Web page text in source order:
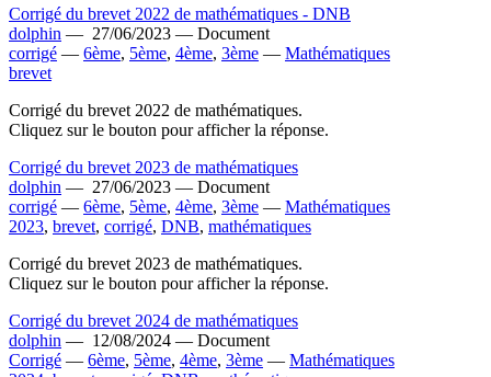
Corrigé du brevet 2022 de mathématiques - DNB
dolphin — 27/06/2023 — Document
corrigé — 6ème, 5ème, 4ème, 3ème — Mathématiques
brevet
Corrigé du brevet 2022 de mathématiques.
Cliquez sur le bouton pour afficher la réponse.
Corrigé du brevet 2023 de mathématiques
dolphin — 27/06/2023 — Document
corrigé — 6ème, 5ème, 4ème, 3ème — Mathématiques
2023, brevet, corrigé, DNB, mathématiques
Corrigé du brevet 2023 de mathématiques.
Cliquez sur le bouton pour afficher la réponse.
Corrigé du brevet 2024 de mathématiques
dolphin — 12/08/2024 — Document
Corrigé — 6ème, 5ème, 4ème, 3ème — Mathématiques